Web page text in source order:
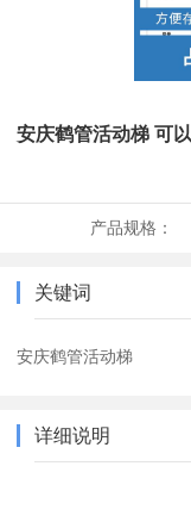
安庆鹤管活动梯 可
产品规格：
关键词
安庆鹤管活动梯
详细说明